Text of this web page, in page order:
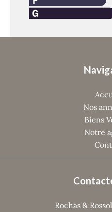
Nos
Biens
Notre
Rochas &